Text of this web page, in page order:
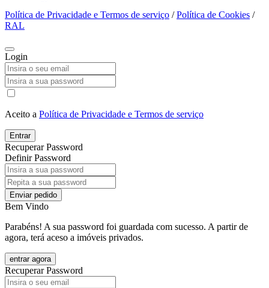
Política de Privacidade e Termos de serviço /Política de Cookies /
RAL
Login
Aceito a Política de Privacidade e Termos de serviço
Entrar
Recuperar Password
Definir Password
Enviar pedido
Bem Vindo
Parabéns! A sua password foi guardada com sucesso. A partir de
agora, terá aceso a imóveis privados.
entrar agora
Recuperar Password